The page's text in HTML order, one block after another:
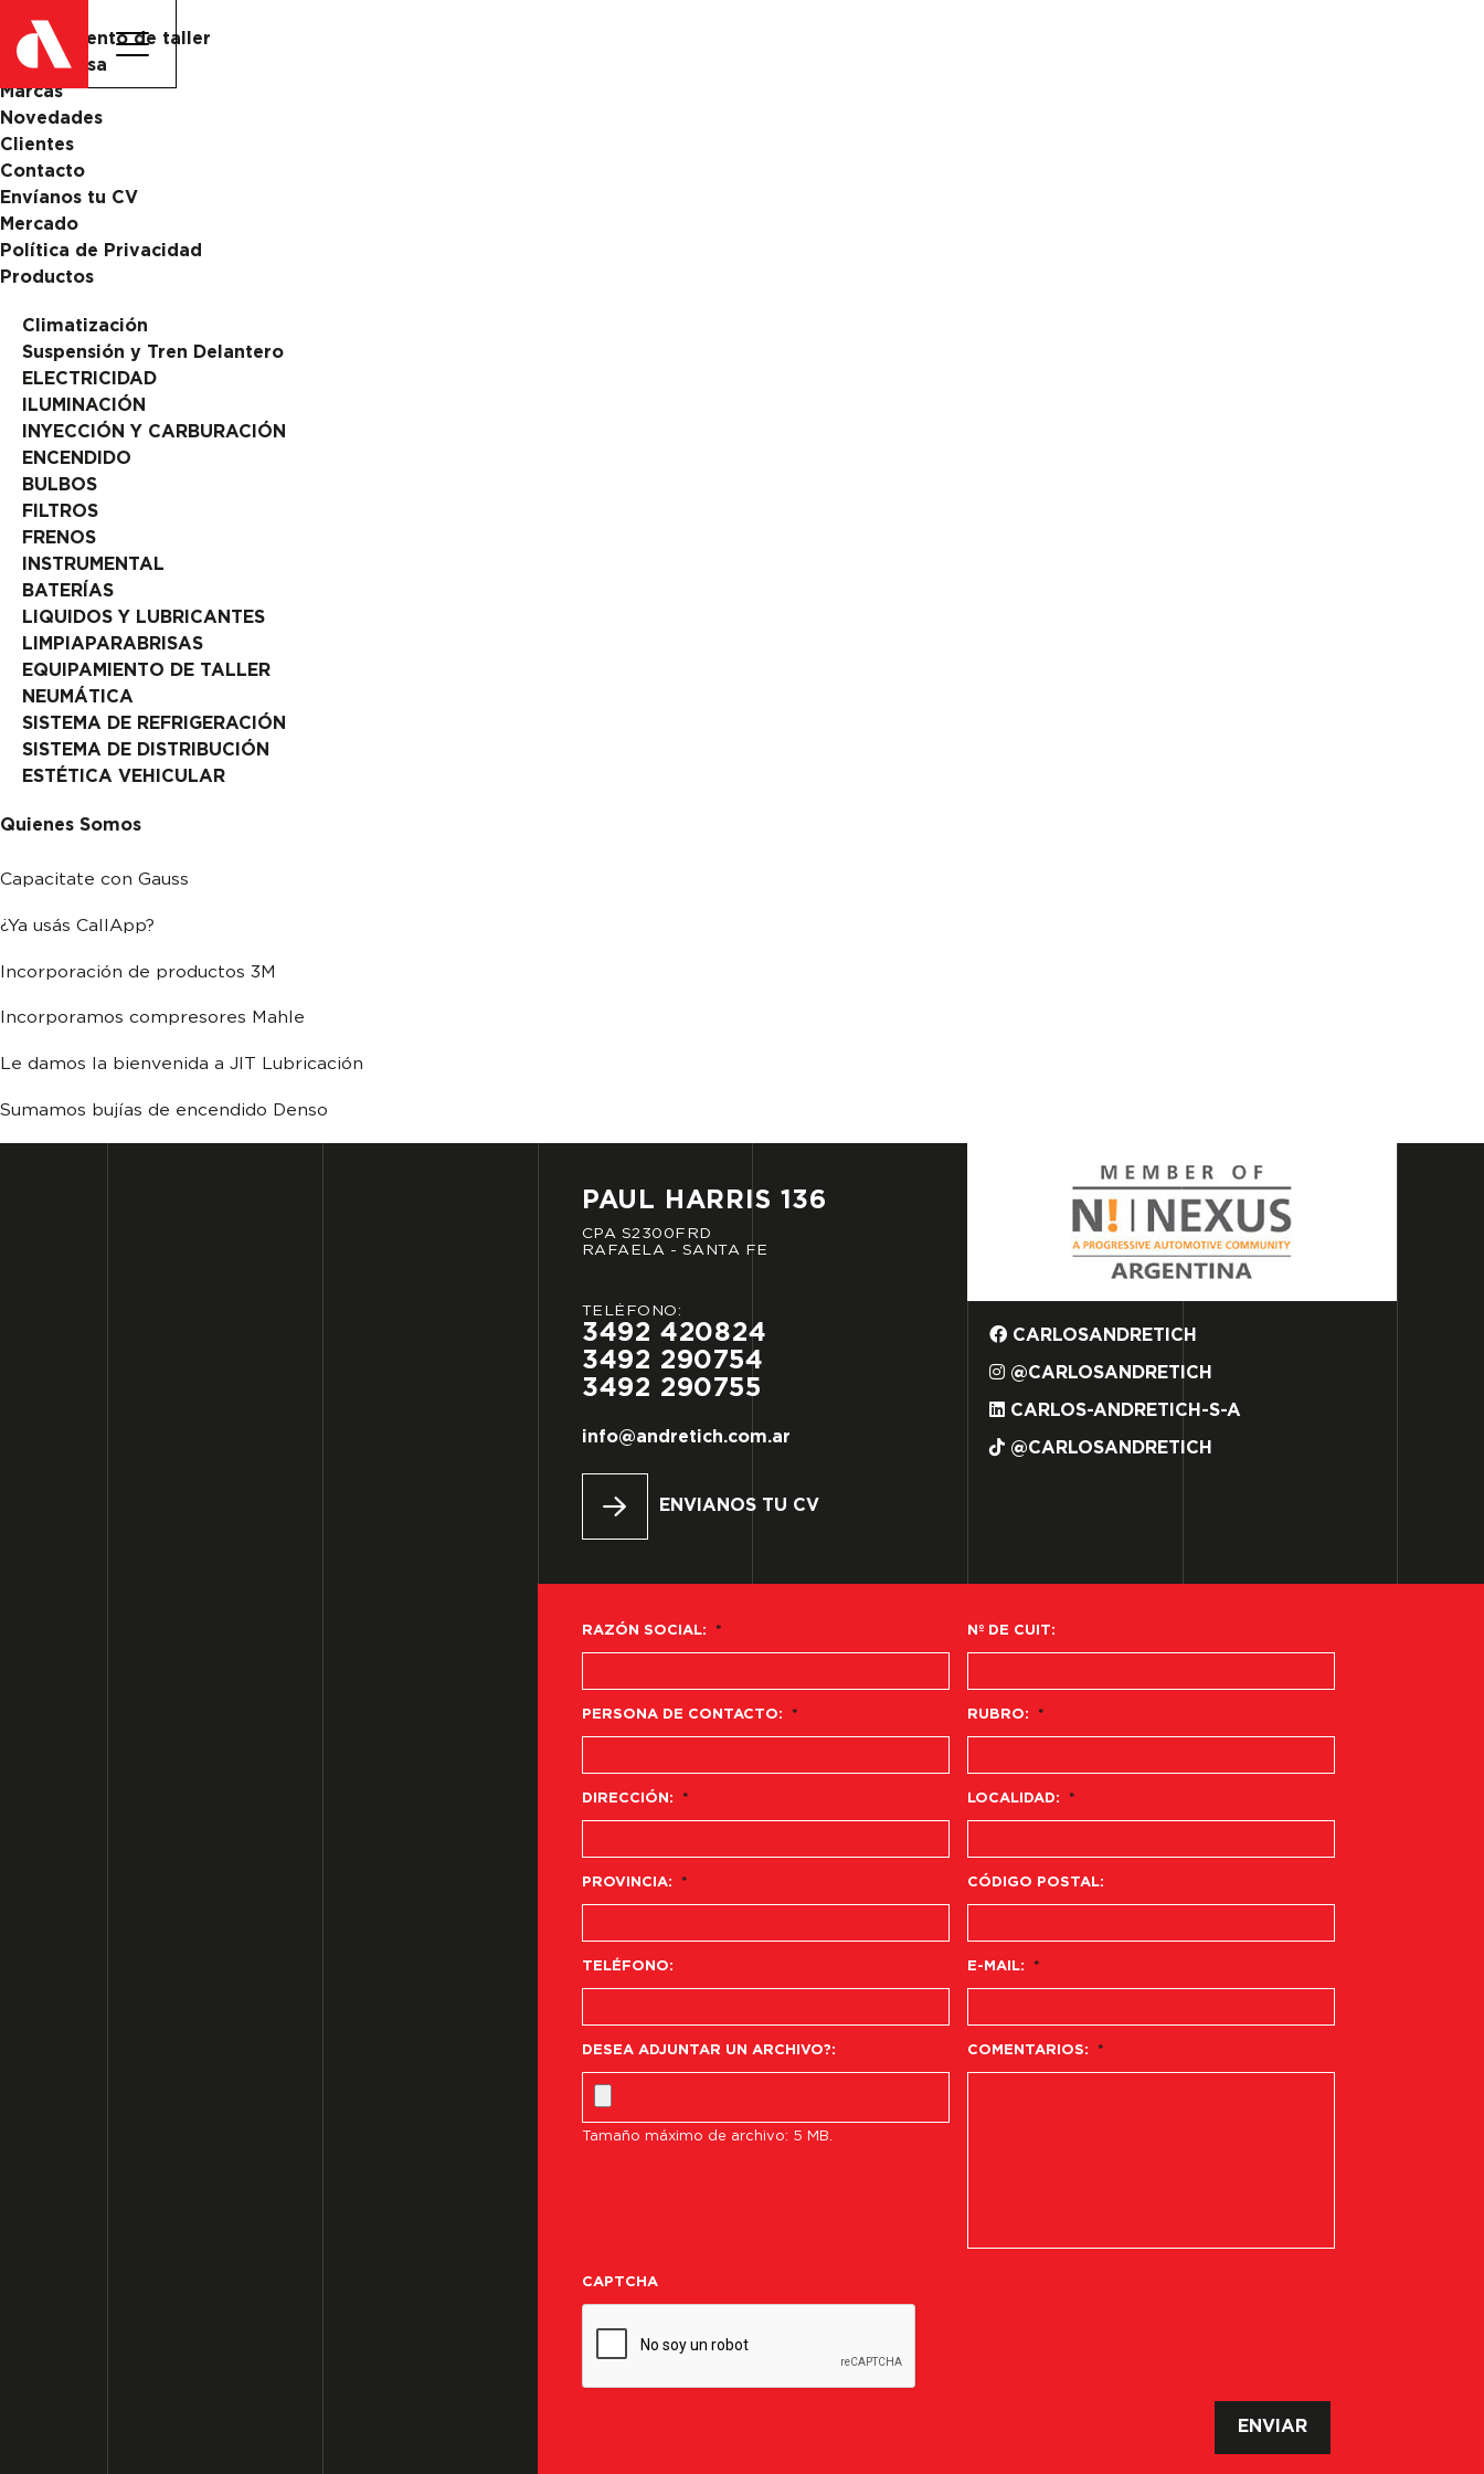
Equipamiento de taller
La Empresa
Marcas
Novedades
Clientes
Contacto
Envíanos tu CV
Mercado
Política de Privacidad
Productos
Climatización
Suspensión y Tren Delantero
ELECTRICIDAD
ILUMINACIÓN
INYECCIÓN Y CARBURACIÓN
ENCENDIDO
BULBOS
FILTROS
FRENOS
INSTRUMENTAL
BATERÍAS
LIQUIDOS Y LUBRICANTES
LIMPIAPARABRISAS
EQUIPAMIENTO DE TALLER
NEUMÁTICA
SISTEMA DE REFRIGERACIÓN
SISTEMA DE DISTRIBUCIÓN
ESTÉTICA VEHICULAR
Quienes Somos
Capacitate con Gauss
¿Ya usás CallApp?
Incorporación de productos 3M
Incorporamos compresores Mahle
Le damos la bienvenida a JIT Lubricación
Sumamos bujías de encendido Denso
PAUL HARRIS 136
CPA S2300FRD
RAFAELA - SANTA FE
TELÉFONO:
3492 420824
3492 290754
3492 290755
info@andretich.com.ar
ENVIANOS TU CV
CARLOSANDRETICH
@CARLOSANDRETICH
CARLOS-ANDRETICH-S-A
@CARLOSANDRETICH
RAZÓN SOCIAL: * Nº DE CUIT:
PERSONA DE CONTACTO: * RUBRO: *
DIRECCIÓN: * LOCALIDAD: *
PROVINCIA: * CÓDIGO POSTAL:
TELÉFONO: E-MAIL: *
DESEA ADJUNTAR UN ARCHIVO?:
Tamaño máximo de archivo: 5 MB.
COMENTARIOS: *
CAPTCHA